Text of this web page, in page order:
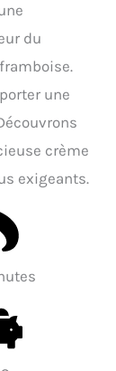
du
une
crème
exigeants.